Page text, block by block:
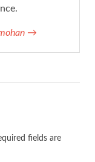
→
fields are